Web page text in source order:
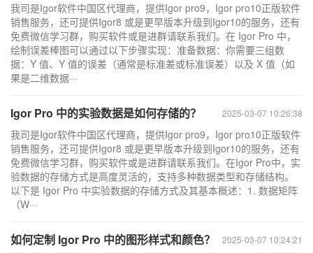
我司是Igor软件中国区代理商，提供Igor pro9，Igor pro10正版软件
销售服务，还可提供Igor8 或是更早版本升级到Igor10的服务，还有
免费微信学习群，购买软件或是进群请联系我们。在 Igor Pro 中，
绘制误差棒图可以通过以下步骤实现：准备数据：你需要三组数
据：Y 值、Y 值的误差（通常是标准差或标准误差）以及 X 值（如
果是二维数据···
2025-03-07 10:26:38
Igor Pro 中的实验数据是如何存储的？
我司是Igor软件中国区代理商，提供Igor pro9，Igor pro10正版软件
销售服务，还可提供Igor8 或是更早版本升级到Igor10的服务，还有
免费微信学习群，购买软件或是进群请联系我们。在Igor Pro中，实
验数据的存储方式是高度灵活的，支持多种数据类型和存储结构。
以下是 Igor Pro 中实验数据的存储方式及其基本概述：1. 数据矩阵
（W···
2025-03-07 10:24:21
如何定制 Igor Pro 中的图形样式和颜色？